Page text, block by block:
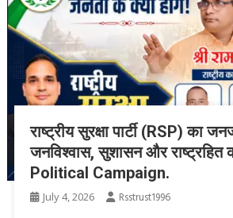
राष्ट्रीय सुरक्षा पार्टी (RSP) का
जनविश्वास, सुशासन और राष्ट्रहित
Political Campaign.
July 4, 2026 Rsstrust1996